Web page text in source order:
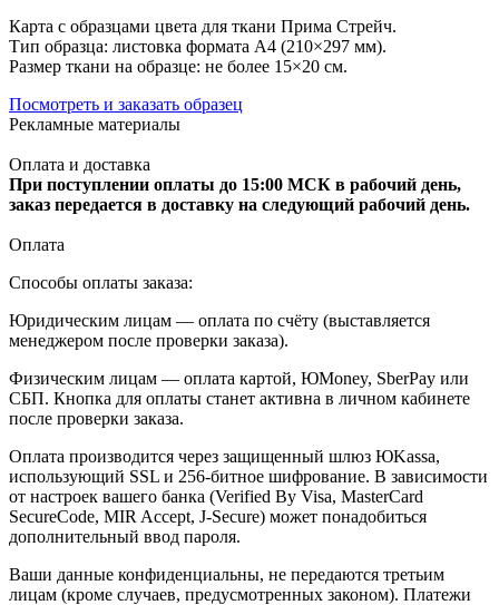
Карта с образцами цвета для ткани Прима Стрейч.
Тип образца: листовка формата А4 (210×297 мм).
Размер ткани на образце: не более 15×20 см.
Посмотреть и заказать образец
Рекламные материалы
Оплата и доставка
При поступлении оплаты до 15:00 МСК в рабочий день,
заказ передается в доставку на следующий рабочий день.
Оплата
Способы оплаты заказа:
Юридическим лицам — оплата по счёту (выставляется
менеджером после проверки заказа).
Физическим лицам — оплата картой, ЮMoney, SberPay или
СБП. Кнопка для оплаты станет активна в личном кабинете
после проверки заказа.
Оплата производится через защищенный шлюз ЮKassa,
использующий SSL и 256-битное шифрование. В зависимости
от настроек вашего банка (Verified By Visa, MasterCard
SecureCode, MIR Accept, J-Secure) может понадобиться
дополнительный ввод пароля.
Ваши данные конфиденциальны, не передаются третьим
лицам (кроме случаев, предусмотренных законом). Платежи